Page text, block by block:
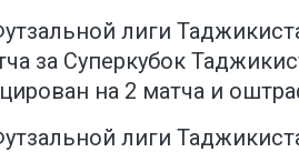
лиги
за Суперкубок
на 2 матча и
лиги